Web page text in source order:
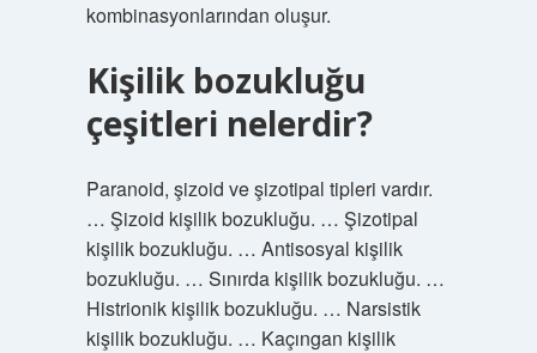
kombinasyonlarından oluşur.
Kişilik bozukluğu
çeşitleri nelerdir?
Paranoid, şizoid ve şizotipal tipleri vardır.
… Şizoid kişilik bozukluğu. … Şizotipal
kişilik bozukluğu. … Antisosyal kişilik
bozukluğu. … Sınırda kişilik bozukluğu. …
Histrionik kişilik bozukluğu. … Narsistik
kişilik bozukluğu. … Kaçıngan kişilik